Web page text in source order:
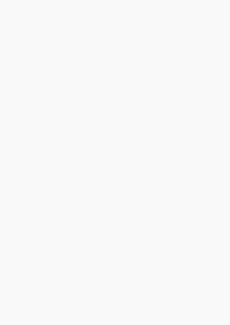
angerufen und
Tag lang fernsehen
oder andere Dame im
verabschiedeten erst kurz
steinig sein, anstrengend,
braucht er Mut und